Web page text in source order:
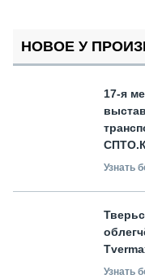
НОВОЕ У
17-я
Узнать
Узнать